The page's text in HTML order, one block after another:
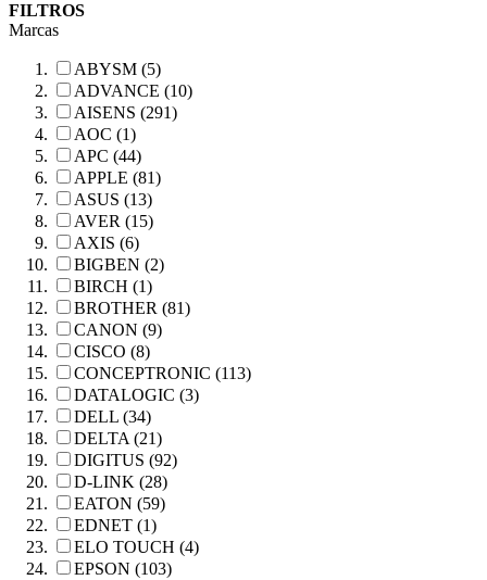
FILTROS
Marcas
ABYSM (5)
ADVANCE (10)
AISENS (291)
AOC (1)
APC (44)
APPLE (81)
ASUS (13)
AVER (15)
AXIS (6)
BIGBEN (2)
BIRCH (1)
BROTHER (81)
CANON (9)
CISCO (8)
CONCEPTRONIC (113)
DATALOGIC (3)
DELL (34)
DELTA (21)
DIGITUS (92)
D-LINK (28)
EATON (59)
EDNET (1)
ELO TOUCH (4)
EPSON (103)